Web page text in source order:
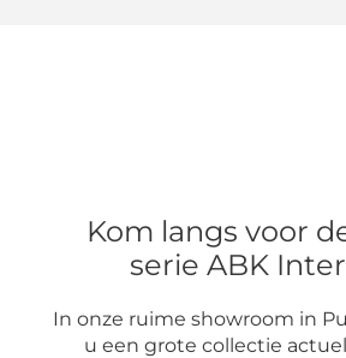
Kom langs voor
serie ABK
In onze ruime showroom in
u een grote collectie